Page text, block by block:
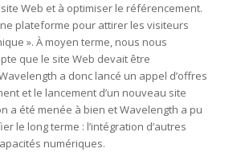
Web et à optimiser le référencement.
plateforme pour attirer les visiteurs
». À moyen terme, nous nous
que le site Web devait être
a donc lancé un appel d’offres
et le lancement d’un nouveau site
a été menée à bien et Wavelength a pu
le long terme : l’intégration d’autres
numériques.